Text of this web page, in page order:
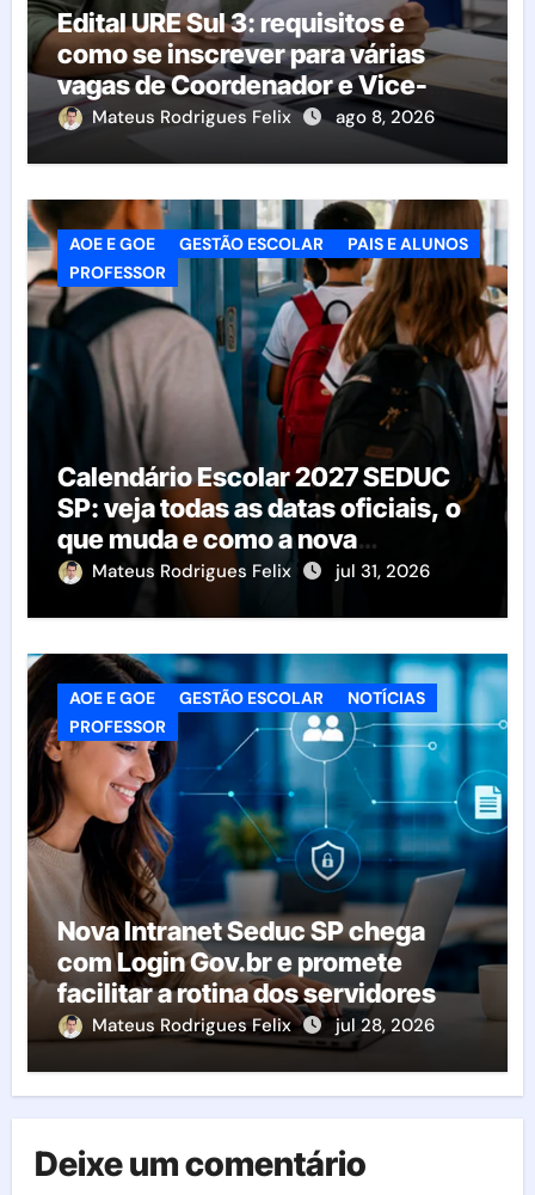
Edital URE Sul 3: requisitos e
como se inscrever para várias
vagas de Coordenador e Vice-
Diretor
Mateus Rodrigues Felix ago 8, 2026
AOE E GOE GESTÃO ESCOLAR
PAIS E ALUNOS
PROFESSOR
Calendário Escolar 2027 SEDUC
SP: veja todas as datas oficiais, o
que muda e como a nova
resolução afeta as escolas
Mateus Rodrigues Felix jul 31, 2026
AOE E GOE GESTÃO ESCOLAR
NOTÍCIAS
PROFESSOR
Nova Intranet Seduc SP chega
com Login Gov.br e promete
facilitar a rotina dos servidores
Mateus Rodrigues Felix jul 28, 2026
Deixe um comentário